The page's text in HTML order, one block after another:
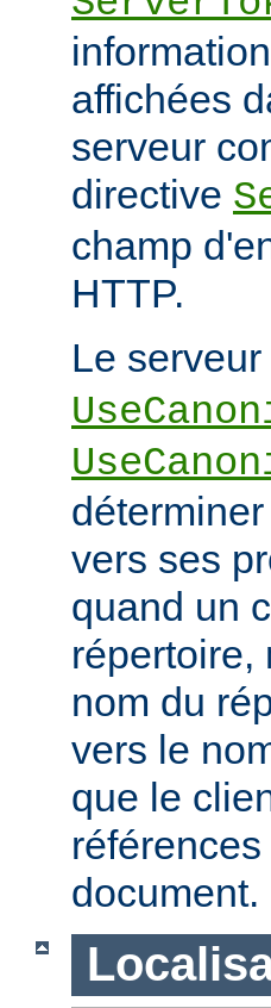
affichées
serveur
directive
champ
HTTP.
Le
vers ses
quand un
répertoire,
nom du
vers le
que le
document.